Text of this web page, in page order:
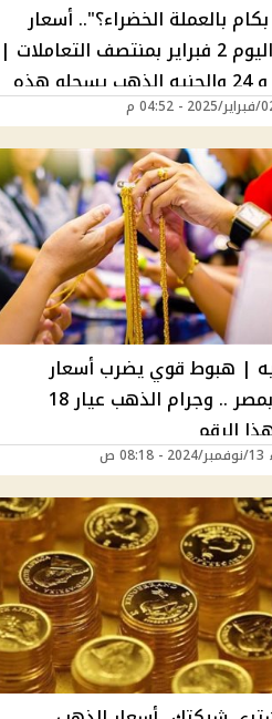
بالعملة الخضراء؟".. أسعار
الذهب اليوم 2 فبراير بمنتصف التعاملات |
عيار 21 و 24 والجنيه الذهب يسجلو هذه
جنيه | هبوط قوي يضرب أسعار
الذهب بمصر .. وجرام الذهب عيار 18
الرقم
ص